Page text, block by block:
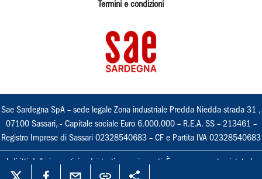
Termini e condizioni
Sae Sardegna SpA – sede legale Zona industriale Predda Niedda strada 31 ,
07100 Sassari, - Capitale sociale Euro 6.000.000 – R.E.A. SS – 213461 –
Registro Imprese di Sassari 02328540683 – CF e Partita IVA 02328540683
I diritti delle immagini e dei testi sono riservati. È espressamente vietata la
loro riproduzione con qualsiasi mezzo e l'adattamento totale o parziale.